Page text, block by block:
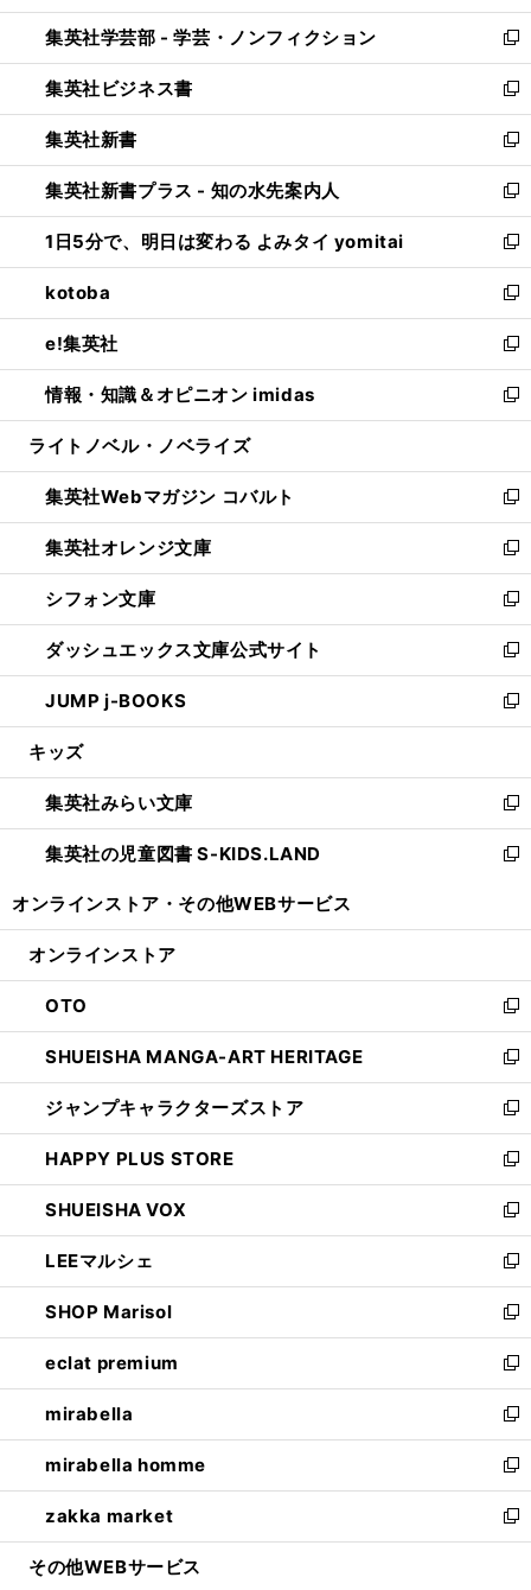
開
く
ウ
で
開
く
ン
ド
ウ
で
開
く
ウ
ィ
ン
ド
ウ
で
開
く
集英社学芸部 - 学芸・ノンフィクション
新
し
い
ウ
ィ
ン
ド
ウ
で
開
く
集英社ビジネス書
新
し
い
ウ
ィ
ン
ド
ウ
で
開
く
集英社新書
新
し
い
ウ
ィ
ン
ド
ウ
で
開
く
集英社新書プラス - 知の水先案内人
新
し
い
ウ
ィ
ン
ド
ウ
で
開
1日5分で、明日は変わる よみタイ yomitai
新
し
い
ウ
ィ
ン
ド
ウ
開
く
kotoba
新
し
い
ウ
ィ
ン
ウ
で
開
く
e!集英社
新
し
い
ウ
ン
ド
ウ
で
開
く
情報・知識＆オピニオン imidas
新
し
ウ
ィ
ン
ド
ウ
で
開
く
ライトノベル・ノベライズ
集英社Webマガジン コバルト
新
し
い
ウ
ィ
ン
ド
ウ
で
開
集英社オレンジ文庫
新
し
い
ウ
ィ
ン
ド
ウ
開
く
シフォン文庫
新
し
い
ウ
ィ
ン
ウ
で
開
く
ダッシュエックス文庫公式サイト
新
し
い
ウ
ン
ド
ウ
で
JUMP j-BOOKS
新
し
ウ
ィ
ン
ド
開
キッズ
集英社みらい文庫
新
し
い
ン
ウ
で
開
く
集英社の児童図書 S-KIDS.LAND
新
ウ
ン
ド
ウ
で
開
く
オンラインストア・ その他WEBサービス
オンラインストア
OTO
新
し
い
ウ
ィ
ン
ド
ウ
で
開
く
SHUEISHA MANGA-ART HERITAGE
新
し
い
ウ
ィ
ン
ド
ウ
で
開
く
ジャンプキャラクターズストア
新
し
い
ウ
ィ
ン
ド
ウ
で
開
く
HAPPY PLUS STORE
新
し
い
ウ
ィ
ン
ド
ウ
で
開
く
SHUEISHA VOX
新
し
い
ウ
ィ
ン
ド
ウ
で
開
く
LEEマルシェ
新
し
い
ウ
ィ
ン
ド
ウ
で
開
く
SHOP Marisol
新
し
い
ウ
ィ
ン
ド
ウ
で
開
eclat premium
新
し
い
ウ
ィ
ン
ド
ウ
mirabella
新
し
い
ウ
ィ
ン
mirabella homme
新
し
い
ウ
zakka market
新
し
その他WEBサービス